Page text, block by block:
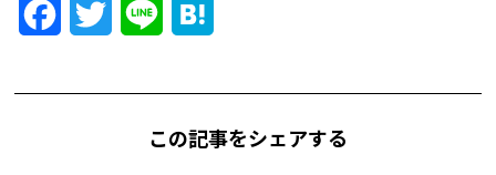
社長ブログ
FacebookTwitter Line
この記事をシェアする